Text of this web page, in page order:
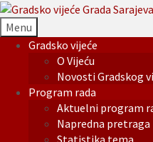
Menu
Gradsko vijeće
O Vijeću
Novosti Gradskog
Program rada
Aktuelni program
Napredna